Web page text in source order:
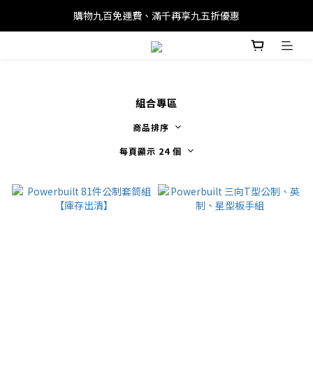
購物九百免運費、滿千再享九五折優惠
組合專區
商品排序
每頁顯示 24 個